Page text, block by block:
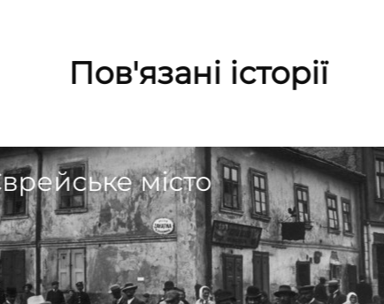
Пов'язані історії
місто